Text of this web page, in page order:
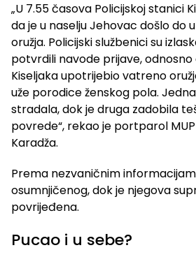
„U 7.55 časova Policijskoj stanici
da je u naselju Jehovac došlo
oružja. Policijski službenici su
potvrdili navode prijave, odnosno
Kiseljaka upotrijebio vatreno
uže porodice ženskog pola.
stradala, dok je druga zadobila
povrede“, rekao je portparol
Karadža.
Prema nezvaničnim
osumnjičenog, dok je njegova
povrijeđena.
Pucao i u sebe?